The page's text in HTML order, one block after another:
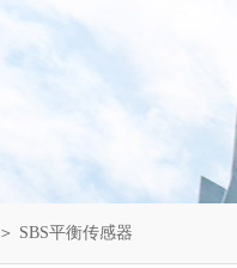
＞ SBS平衡传感器